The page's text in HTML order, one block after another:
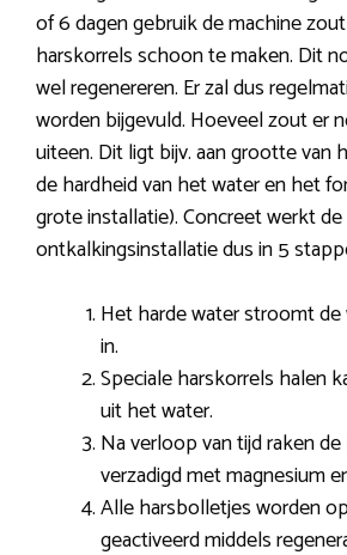
of 6 dagen gebruik de machine
harskorrels schoon te maken. Dit
wel regenereren. Er zal dus
worden bijgevuld. Hoeveel zout er
uiteen. Dit ligt bijv. aan grootte van
de hardheid van het water en het
grote installatie). Concreet werkt de
ontkalkingsinstallatie dus in 5
Het harde water stroomt
in.
Speciale harskorrels halen
uit het water.
Na verloop van tijd raken
verzadigd met magnesium
Alle harsbolletjes worden
geactiveerd middels